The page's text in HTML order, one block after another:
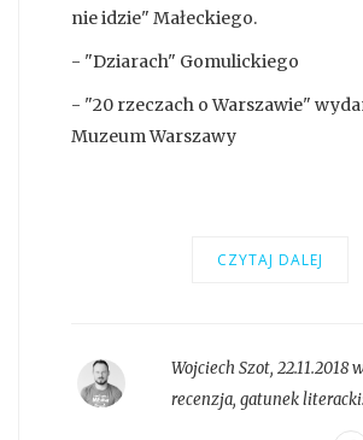
nie idzie" Małeckiego.
- "Dziarach" Gomulickiego
- "20 rzeczach o Warszawie"
Muzeum Warszawy
CZYTAJ DALEJ
Wojciech Szot, 22.11.2018
recenzja, gatunek